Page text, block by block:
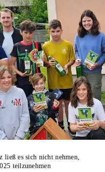
ließ es sich nicht nehmen,
teilzunehmen